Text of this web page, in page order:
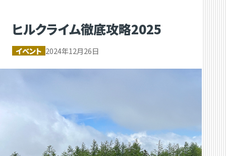
ヒルクライム徹底攻略2025
イベント 2024年12月26日